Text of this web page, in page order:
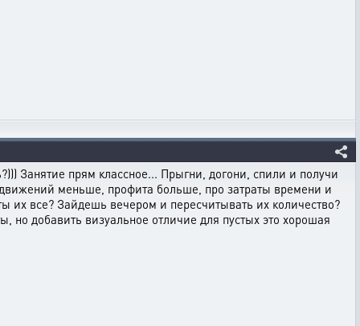
Занятие прям классное... Прыгни, догони, спили и получи
меньше, профита больше, про затраты времени и
их все? Зайдешь вечером и пересчитывать их количество?
но добавить визуальное отличие для пустых это хорошая